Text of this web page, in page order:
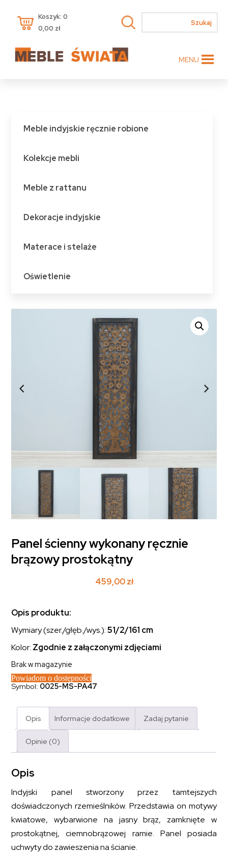
Koszyk: 0
0,00 zł
MENU
Meble indyjskie ręcznie robione
Kolekcje mebli
Meble z rattanu
Dekoracje indyjskie
Materace i stelaże
Oświetlenie
Panel ścienny wykonany ręcznie
brązowy prostokątny
459,00zł
Opis produktu:
Wymiary (szer./głęb./wys.):51/2/161 cm
Kolor: Zgodnie z załączonymi zdjęciami
Brak w magazynie
Powiadom o dostępności
Symbol: 0025-MS-PA47
Opis Informacje dodatkowe Zadaj pytanie
Opinie (0)
Opis
Indyjski panel stworzony przez tamtejszych
doświadczonych rzemieślników. Przedstawia on motywy
kwiatowe, wybarwione na jasny brąz, zamknięte w
prostokątnej, ciemnobrązowej ramie. Panel posiada
uchwyty do zawieszenia na ścianie.